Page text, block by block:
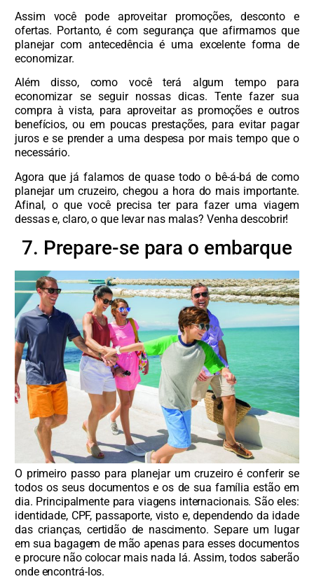
Assim você pode aproveitar promoções, desconto e
ofertas. Portanto, é com segurança que afirmamos que
planejar com antecedência é uma excelente forma de
economizar.
Além disso, como você terá algum tempo para
economizar se seguir nossas dicas. Tente fazer sua
compra à vista, para aproveitar as promoções e outros
benefícios, ou em poucas prestações, para evitar pagar
juros e se prender a uma despesa por mais tempo que o
necessário.
Agora que já falamos de quase todo o bê-á-bá de como
planejar um cruzeiro, chegou a hora do mais importante.
Afinal, o que você precisa ter para fazer uma viagem
dessas e, claro, o que levar nas malas? Venha descobrir!
7. Prepare-se para o embarque
O primeiro passo para planejar um cruzeiro é conferir se
todos os seus documentos e os de sua família estão em
dia. Principalmente para viagens internacionais. São eles:
identidade, CPF, passaporte, visto e, dependendo da idade
das crianças, certidão de nascimento. Separe um lugar
em sua bagagem de mão apenas para esses documentos
e procure não colocar mais nada lá. Assim, todos saberão
onde encontrá-los.